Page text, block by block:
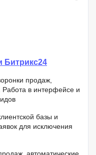
Битрикс24
продаж,
Работа в интерфейсе и
базы и
для исключения